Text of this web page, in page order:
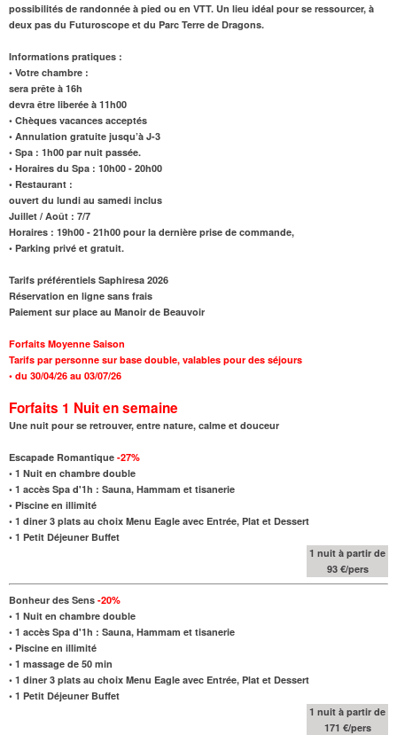
possibilités de randonnée à pied ou en VTT. Un lieu idéal pour se ressourcer, à
deux pas du Futuroscope et du Parc Terre de Dragons.
Informations pratiques :
• Votre chambre :
sera prête à 16h
devra être liberée à 11h00
• Chèques vacances acceptés
• Annulation gratuite jusqu’à J-3
• Spa : 1h00 par nuit passée.
• Horaires du Spa : 10h00 - 20h00
• Restaurant :
ouvert du lundi au samedi inclus
Juillet / Août : 7/7
Horaires : 19h00 - 21h00 pour la dernière prise de commande,
• Parking privé et gratuit.
Tarifs préférentiels Saphiresa 2026
Réservation en ligne sans frais
Paiement sur place au Manoir de Beauvoir
Forfaits Moyenne Saison
Tarifs par personne sur base double, valables pour des séjours
• du 30/04/26 au 03/07/26
Forfaits 1 Nuiten semaine
Une nuit pour se retrouver, entre nature, calme et douceur
Escapade Romantique -27%
• 1 Nuit en chambre double
• 1 accès Spa d'1h : Sauna, Hammam et tisanerie
• Piscine en illimité
• 1 diner 3 plats au choix Menu Eagle avec Entrée, Plat et Dessert
• 1 Petit Déjeuner Buffet
1 nuit à partir de
93 €/pers
Bonheur des Sens -20%
• 1 Nuit en chambre double
• 1 accès Spa d'1h : Sauna, Hammam et tisanerie
• Piscine en illimité
• 1 massage de 50 min
• 1 diner 3 plats au choix Menu Eagle avec Entrée, Plat et Dessert
• 1 Petit Déjeuner Buffet
1 nuit à partir de
171 €/pers